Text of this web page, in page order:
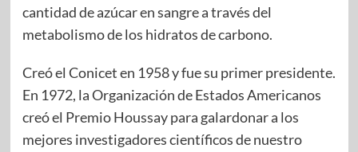
cantidad de azúcar en sangre a través del
metabolismo de los hidratos de carbono.
Creó el Conicet en 1958 y fue su primer presidente.
En 1972, la Organización de Estados Americanos
creó el Premio Houssay para galardonar a los
mejores investigadores científicos de nuestro